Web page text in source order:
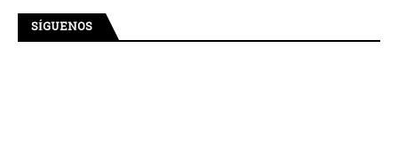
SÍGUENOS